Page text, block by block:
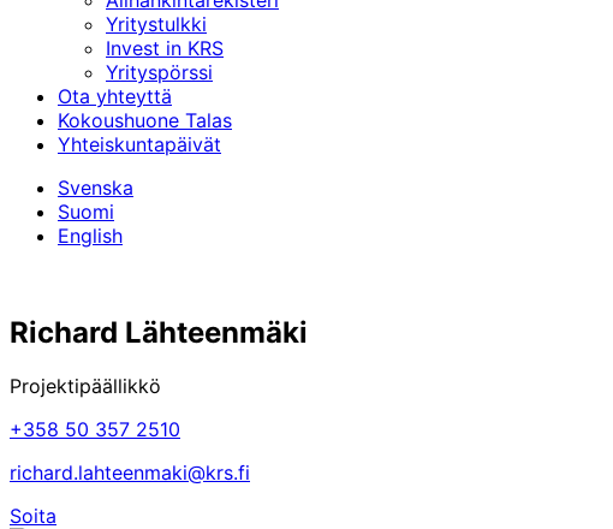
Yritystulkki
Invest in KRS
Yrityspörssi
Ota yhteyttä
Kokoushuone Talas
Yhteiskuntapäivät
Svenska
Suomi
English
Richard Lähteenmäki
Projektipäällikkö
+358 50 357 2510
richard.lahteenmaki@krs.fi
Soita